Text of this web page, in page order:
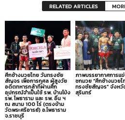
RELATED ARTICLES
ศึกช้างมวยไทย วันทรงชัย
สัญจร เพื่อการกุศล ผู้สูงวัย
อดีตทหารกล้าที่ผ่านศึก
อุปกรณ์จำเป็นใช้ รพ. บ้านโป่ง
รพ. โพธาราม และ รพ. อื่น ฯ
ณ สนาม 100 ไร่ (ตรงข้าม
วัดพระศรีอารย์) อ.โพธาราม
จ.ราชบุรี
ภาพบรรยากาศการแ
ชกมวย “ศึกช้างมวยไ
ทรงชัยสัญจร” จังหวั
สุรินทร์